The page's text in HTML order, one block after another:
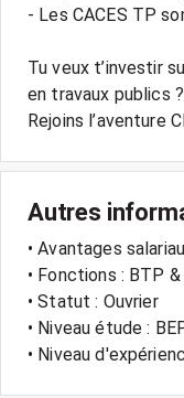
- Les CACES TP
Tu veux t’investir
en travaux publics ?
Rejoins l’aventure
Autres
• Avantages
• Fonctions : BTP
• Statut : Ouvrier
• Niveau étude :
• Niveau